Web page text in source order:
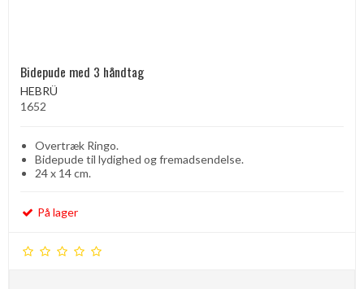
Bidepude med 3 håndtag
HEBRÜ
1652
Overtræk Ringo.
Bidepude til lydighed og fremadsendelse.
24 x 14 cm.
På lager